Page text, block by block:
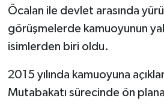
Öcalan ile devlet arasında
görüşmelerde kamuoyunun
isimlerden biri oldu.
2015 yılında kamuoyuna
Mutabakatı sürecinde ön